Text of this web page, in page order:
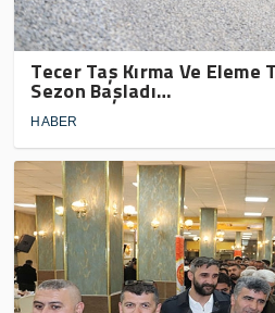
Tecer Taş Kırma Ve Eleme
Sezon Başladı…
HABER